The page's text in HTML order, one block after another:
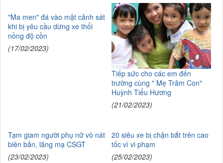
"Ma men" đá vào mặt cảnh sát
khi bị yêu cầu dừng xe thổi
nồng độ cồn
(17/02/2023)
Tiếp sức cho các em đến
trường cùng " Mẹ Trăm Con"
Huỳnh Tiểu Hương
(21/02/2023)
Tạm giam người phụ nữ vò nát
biên bản, lăng mạ CSGT
(23/02/2023)
20 siêu xe bị chặn bắt trên cao
tốc vì vi phạm
(25/02/2023)